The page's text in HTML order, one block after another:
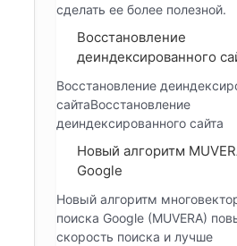
сделать ее более полезной.
Восстановление
деиндексированного
Восстановление
сайтаВосстановление
деиндексированного сайта
Новый алгоритм
Google
Новый алгоритм
поиска Google (MUVERA)
скорость поиска и лучше